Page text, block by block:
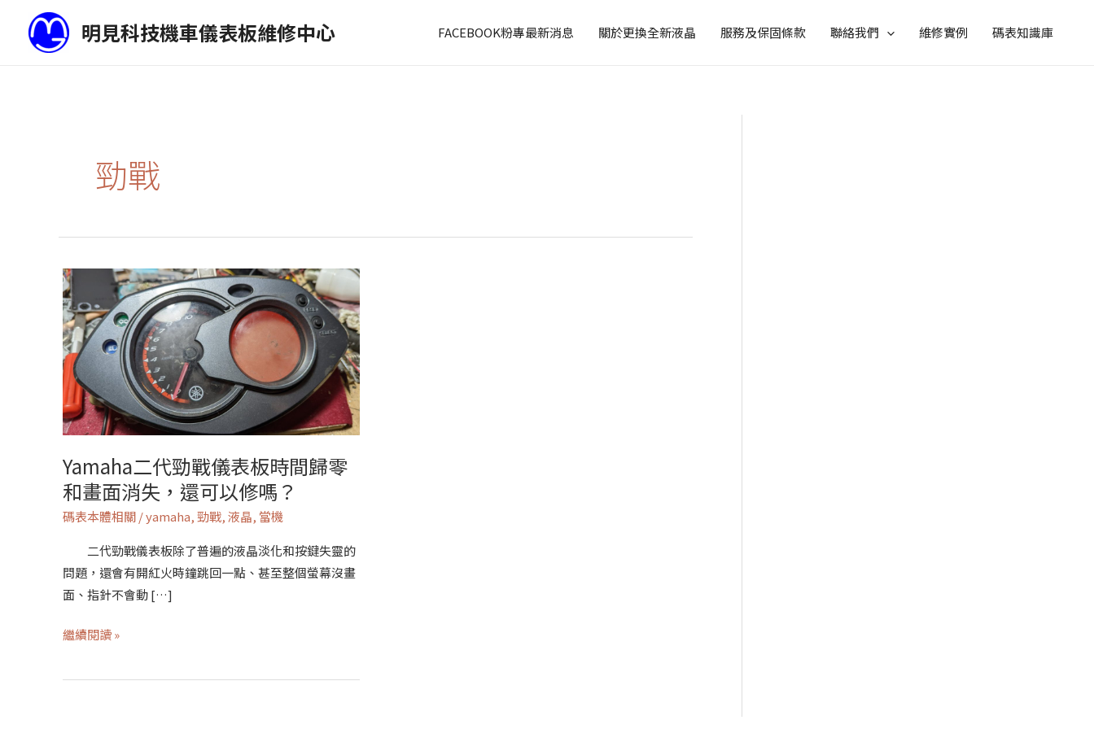
明見科技機車儀表板維修中心 FACEBOOK粉專最新消息 關於更換全新液晶 服務及保固條款 聯絡我們 維修實例 碼表知識庫
勁戰
Yamaha二代勁戰儀表板時間歸零
和畫面消失，還可以修嗎？
碼表本體相關/yamaha,勁戰,液晶, 當機
二代勁戰儀表板除了普遍的液晶淡化和按鍵失靈的
問題，還會有開紅火時鐘跳回一點、甚至整個螢幕沒畫
面、指針不會動 […]
Yamaha
二
代
勁
戰
儀
表
板
間
歸
零
畫
面
失，
繼續閱讀 »